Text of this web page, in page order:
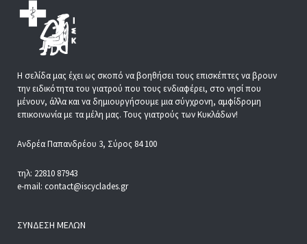
Η σελίδα μας έχει ως σκοπό να βοηθήσει τους επισκέπτες να βρουν
την ειδικότητα του γιατρού που τους ενδιαφέρει, στο νησί που
μένουν, άλλα και να δημιουργήσουμε μια σύγχρονη, αμφίδρομη
επικοινωνία με τα μέλη μας. Τους γιατρούς των Κυκλάδων!
Ανδρέα Παπανδρέου 3, Σύρος 84 100
τηλ: 22810 87943
e-mail: contact@iscyclades.gr
ΣΎΝΔΕΣΗ ΜΕΛΏΝ